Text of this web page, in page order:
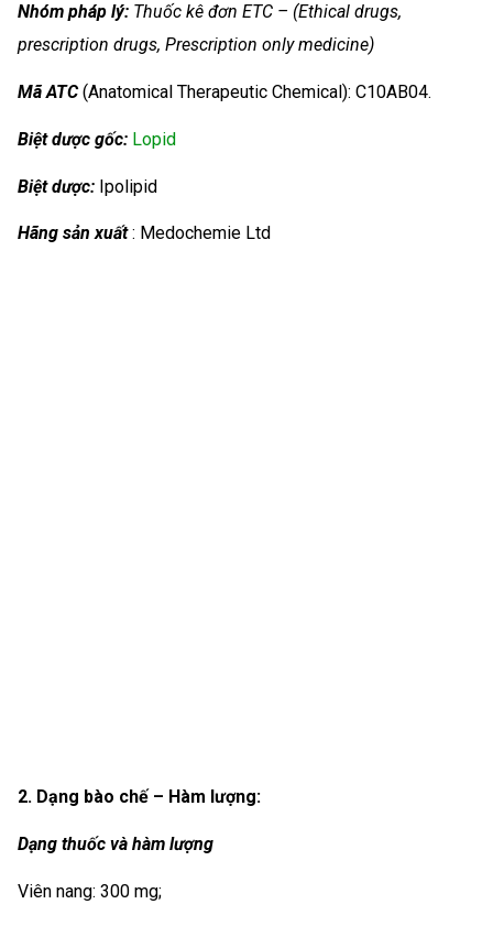
Nhóm pháp lý: Thuốc kê đơn ETC – (Ethical drugs,
prescription drugs, Prescription only medicine)
Mã ATC(Anatomical Therapeutic Chemical): C10AB04.
Biệt dược gốc: Lopid
Biệt dược: Ipolipid
Hãng sản xuất: Medochemie Ltd
2. Dạng bào chế – Hàm lượng:
Dạng thuốc và hàm lượng
Viên nang: 300 mg;